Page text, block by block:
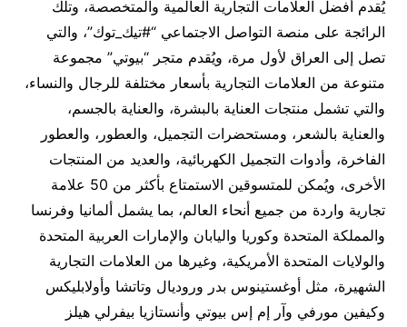
يُقدم أفضل العلامات التجارية العالمية والمتخصصة، وتلك
الرائجة على منصة التواصل الاجتماعي “#تيك_توك”، والتي
تصل إلى العراق لأول مرة، ويُقدم متجر “بيوتي” مجموعة
متنوعة من العلامات التجارية بأسعار مختلفة للرجال والنساء،
والتي تشمل منتجات العناية بالبشرة، والعناية بالجسم،
والعناية بالشعر، ومستحضرات التجميل، والعطور، والعطور
الفاخرة، وأدوات التجميل الكهربائية، والعديد من المنتجات
الأخرى، ويُمكن للمتسوقين الاستمتاع بأكثر من 50 علامة
تجارية واردة من جميع أنحاء العالم، بما يشمل ألمانيا وفرنسا
والمملكة المتحدة وكوريا واليابان والإمارات العربية المتحدة
والولايات المتحدة الأمريكية، وغيرها من العلامات التجارية
الشهيرة، مثل أوغستينوس بدر وروديال وتاتشا وأولابليكس
وكيفين مورفي وآر إم إس بيوتي وأنستازيا بيفرلي هيلز